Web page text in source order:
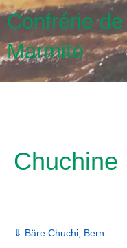
Confrérie
Marmite
Chuchine
⇓ Bäre Chuchi, Bern